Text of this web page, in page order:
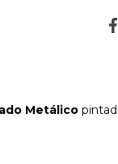
Metálico